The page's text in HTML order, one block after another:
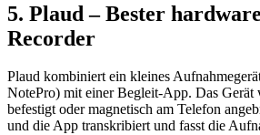
5. Plaud – Bester
Recorder
Plaud kombiniert ein kleines
NotePro) mit einer Begleit-App. Das
befestigt oder magnetisch am Telefon
und die App transkribiert und fasst die